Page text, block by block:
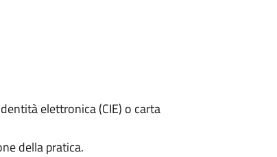
elettronica (CIE) o carta
della pratica.